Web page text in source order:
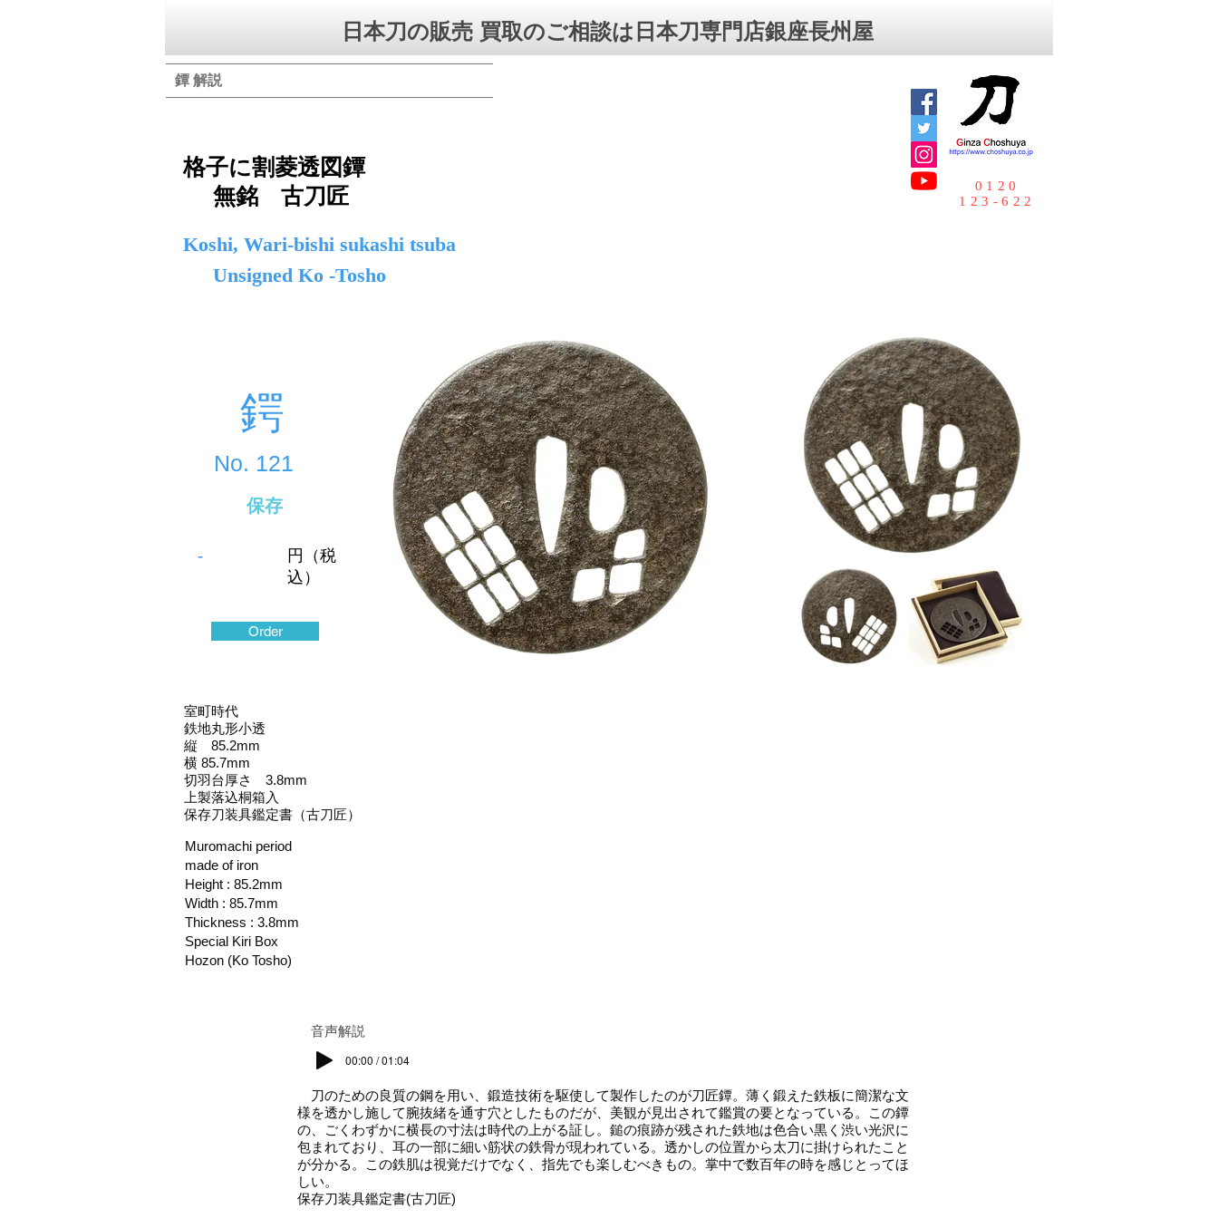
日本刀の販売 買取のご相談は日本刀専門店銀座⻑州屋
鐔 解説
格子に割菱透図鐔
無銘 古刀匠
0120
123-622
Koshi, Wari-bishi sukashi tsuba
Unsigned Ko -Tosho
鍔
No. 121
保存
-
円（税
込）
Order
室町時代
鉄地丸形小透
縦 85.2mm
横 85.7mm
切羽台厚さ 3.8mm
上製落込桐箱入
保存刀装具鑑定書（古刀匠）
Muromachi period
made of iron
Height : 85.2mm
Width : 85.7mm
Thickness : 3.8mm
Special Kiri Box
Hozon (Ko Tosho)
​音声解説
00:00 / 01:04
刀のための良質の鋼を用い、鍛造技術を駆使して製作したのが刀匠鐔。薄く鍛えた鉄板に簡潔な文
様を透かし施して腕抜緒を通す穴としたものだが、美観が見出されて鑑賞の要となっている。この鐔
の、ごくわずかに横長の寸法は時代の上がる証し。鎚の痕跡が残された鉄地は色合い黒く渋い光沢に
包まれており、耳の一部に細い筋状の鉄骨が現われている。透かしの位置から太刀に掛けられたこと
が分かる。この鉄肌は視覚だけでなく、指先でも楽しむべきもの。掌中で数百年の時を感じとってほ
しい。
保存刀装具鑑定書(古刀匠)